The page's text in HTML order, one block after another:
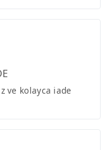
ve kolayca iade